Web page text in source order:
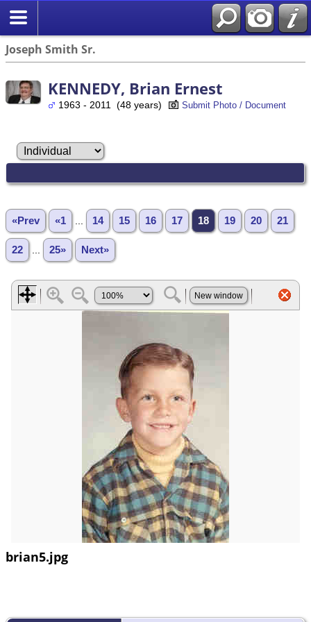
Joseph Smith Sr.
KENNEDY, Brian Ernest
1963 - 2011 (48 years) Submit Photo / Document
«Prev «1 ... 14 15 16 17 18 19 20 21
22 ... 25» Next»
brian5.jpg